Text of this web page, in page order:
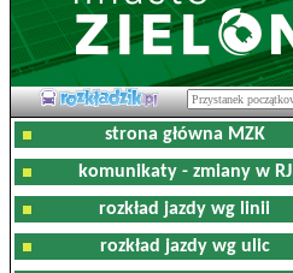
strona główna MZK
komunikaty - zmiany w RJ
rozkład jazdy wg linii
rozkład jazdy wg ulic